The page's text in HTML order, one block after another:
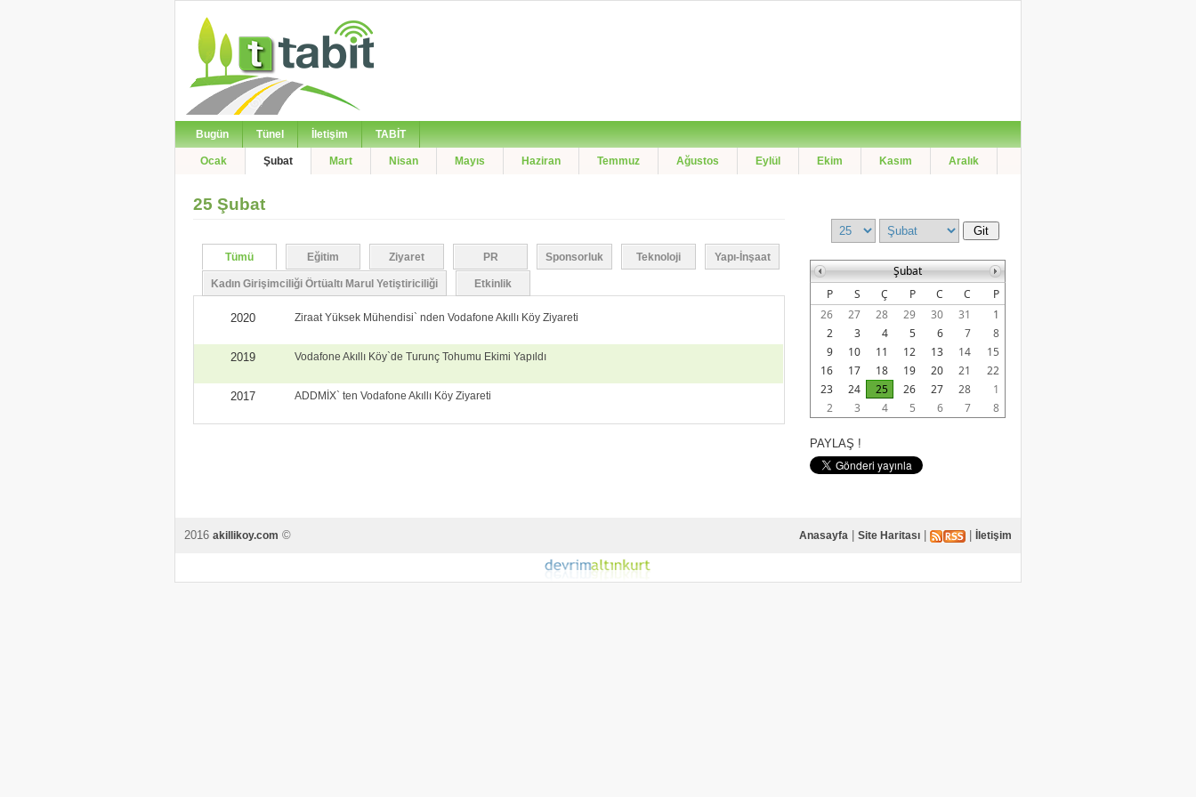
Bugün Tünel İletişim TABİT
Ocak Şubat Mart Nisan Mayıs Haziran Temmuz Ağustos Eylül Ekim Kasım Aralık
25 Şubat
Tümü Eğitim Ziyaret PR Sponsorluk Teknoloji Yapı-İnşaat
Kadın Girişimciliği Örtüaltı Marul Yetiştiriciliği Etkinlik
2020 Ziraat Yüksek Mühendisi` nden Vodafone Akıllı Köy Ziyareti
2019 Vodafone Akıllı Köy`de Turunç Tohumu Ekimi Yapıldı
2017 ADDMİX` ten Vodafone Akıllı Köy Ziyareti
Şubat
P
S Ç P C C
P
26
27 28 29 30 31
1
2
3 4 5 6 7
8
9
10 11 12 13 14
15
16
17 18 19 20 21
22
23
24 25 26 27 28
1
2
3 4 5 6 7 8
PAYLAŞ !
Anasayfa Site Haritası İletişim
2016 akillikoy.com ©